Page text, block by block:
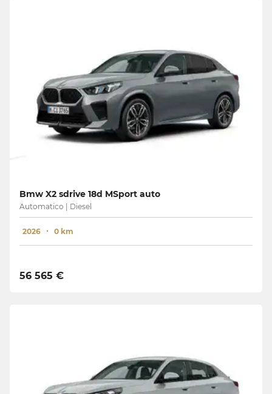
Bmw X2 sdrive 18d MSport auto
Automatico | Diesel
2026 0 km
56 565 €